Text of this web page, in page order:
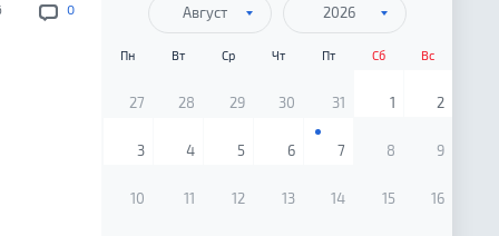
0 Август 2026
Пн Вт Ср Чт Пт Сб Вс
27 28 29 30 31 1 2
3 4 5 6 7 8 9
10 11 12 13 14 15 16